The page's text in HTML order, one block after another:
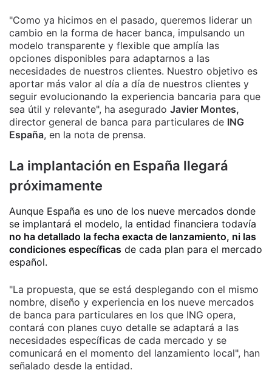
"Como ya hicimos en el pasado, queremos liderar un
cambio en la forma de hacer banca, impulsando un
modelo transparente y flexible que amplía las
opciones disponibles para adaptarnos a las
necesidades de nuestros clientes. Nuestro objetivo es
aportar más valor al día a día de nuestros clientes y
seguir evolucionando la experiencia bancaria para que
sea útil y relevante", ha asegurado Javier Montes,
director general de banca para particulares de ING
España, en la nota de prensa.
La implantación en España llegará
próximamente
Aunque España es uno de los nueve mercados donde
se implantará el modelo, la entidad financiera todavía
no ha detallado la fecha exacta de lanzamiento, ni las
condiciones específicas de cada plan para el mercado
español.
"La propuesta, que se está desplegando con el mismo
nombre, diseño y experiencia en los nueve mercados
de banca para particulares en los que ING opera,
contará con planes cuyo detalle se adaptará a las
necesidades específicas de cada mercado y se
comunicará en el momento del lanzamiento local", han
señalado desde la entidad.